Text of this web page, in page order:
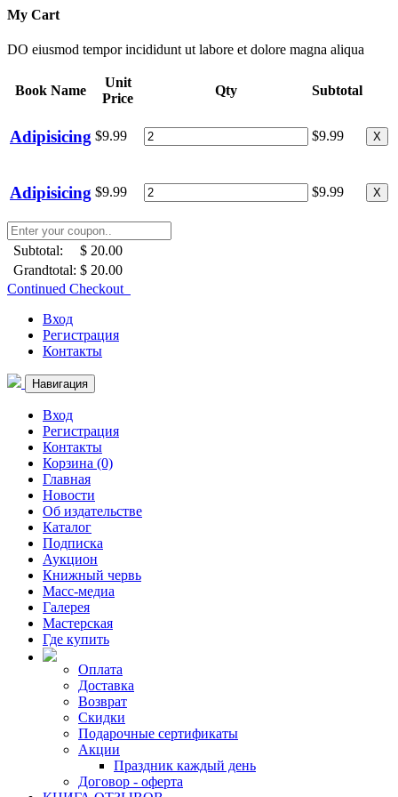
My Cart
DO eiusmod tempor incididunt ut labore et dolore magna aliqua
Book Name
Unit
Price
Qty Subtotal
Adipisicing $9.99 $9.99 X
Adipisicing $9.99 $9.99 X
Subtotal:
$ 20.00
Grandtotal: $ 20.00
Continued Checkout
Вход
Регистрация
Контакты
Навигация
Вход
Регистрация
Контакты
Корзина (0)
Главная
Новости
Об издательстве
Каталог
Подписка
Аукцион
Книжный червь
Масс-медиа
Галерея
Мастерская
Где купить
Оплата
Доставка
Возврат
Скидки
Подарочные сертификаты
Акции
Праздник каждый день
Договор - оферта